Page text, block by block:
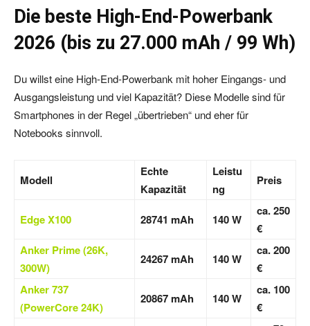
Die beste High-End-Powerbank
2026 (bis zu 27.000 mAh / 99 Wh)
Du willst eine High-End-Powerbank mit hoher Eingangs- und
Ausgangsleistung und viel Kapazität? Diese Modelle sind für
Smartphones in der Regel „übertrieben“ und eher für
Notebooks sinnvoll.
Modell
Echte
Kapazität
Leistu
ng
Preis
Edge X100 28741 mAh 140 W
ca. 250
€
Anker Prime (26K,
300W)
24267 mAh 140 W
ca. 200
€
Anker 737
(PowerCore 24K)
20867 mAh 140 W
ca. 100
€